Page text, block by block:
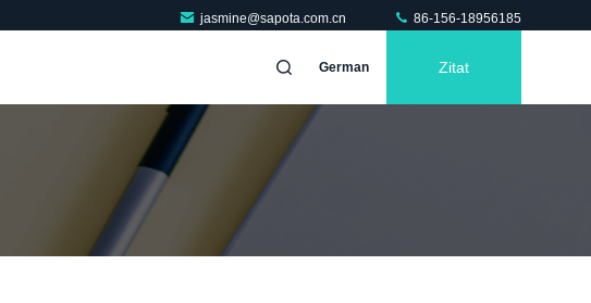
jasmine@sapota.com.cn 86-156-18956185
German Zitat